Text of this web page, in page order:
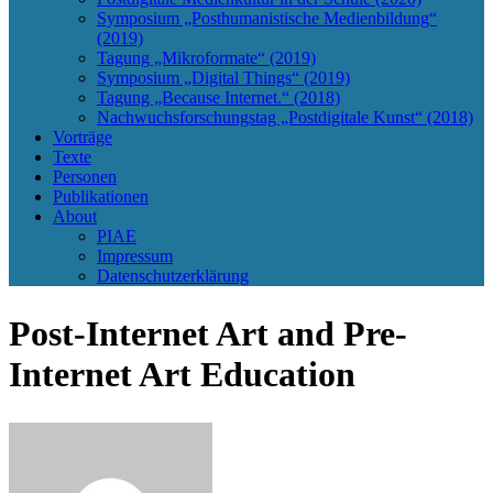
Symposium „Posthumanistische Medienbildung“
(2019)
Tagung „Mikroformate“ (2019)
Symposium „Digital Things“ (2019)
Tagung „Because Internet.“ (2018)
Nachwuchsforschungstag „Postdigitale Kunst“ (2018)
Vorträge
Texte
Personen
Publikationen
About
PIAE
Impressum
Datenschutzerklärung
Post-Internet Art and Pre-
Internet Art Education